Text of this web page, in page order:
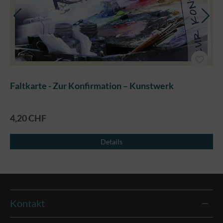
Faltkarte - Zur Konfirmation – Kunstwerk
4,20 CHF
Details
Kontakt